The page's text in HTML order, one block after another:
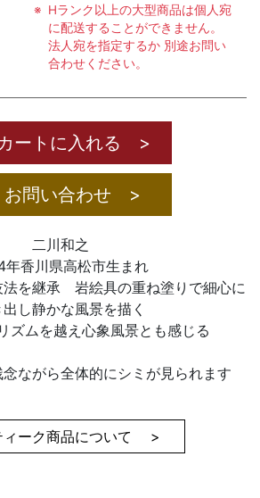
Hランク以上の大型商品は個人宛
に配送することができません。
法人宛を指定するか 別途お問い
合わせください。
ートに入れる >
問い合わせ >
二川和之
年香川県高松市生まれ
法を継承 岩絵具の重ね塗りで細心に
し静かな風景を描く
ズムを越え心象風景とも感じる
ながら全体的にシミが見られます
ィーク商品について >